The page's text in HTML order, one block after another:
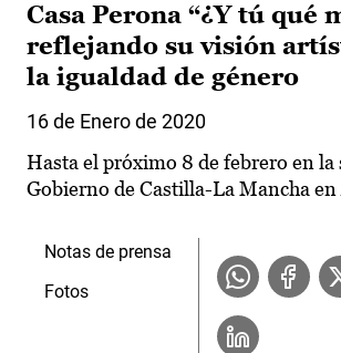
Casa Perona “¿Y tú qué
reflejando su visión
la igualdad de género
16 de Enero de 2020
Hasta el próximo 8 de febrero en la
Gobierno de Castilla-La Mancha en
Notas de prensa
Fotos